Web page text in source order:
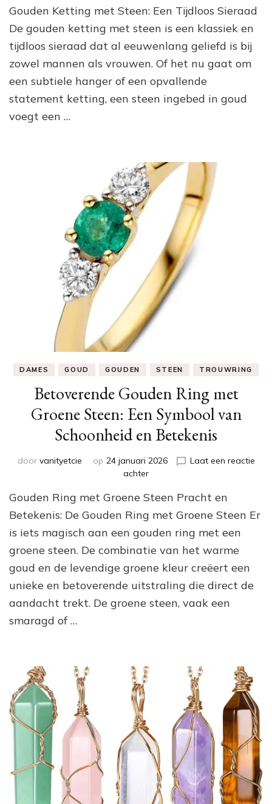
Ketting
Schitterende
Steen
Gouden Ketting met Steen: Een Tijdloos Sieraad
De gouden ketting met steen is een klassiek en
tijdloos sieraad dat al eeuwenlang geliefd is bij
zowel mannen als vrouwen. Of het nu gaat om
een subtiele hanger of een opvallende
statement ketting, een steen ingebed in goud
voegt een …
DAMES GOUD GOUDEN STEEN TROUWRING
Betoverende Gouden Ring met
Groene Steen: Een Symbool van
Schoonheid en Betekenis
door vanityetcie op 24 januari 2026
Laat een reactie
achterop
Gouden
Ring
Groene
Steen:
Symbool
van
Schoonheid
Gouden Ring met Groene Steen Pracht en
Betekenis: De Gouden Ring met Groene Steen Er
is iets magisch aan een gouden ring met een
groene steen. De combinatie van het warme
goud en de levendige groene kleur creëert een
unieke en betoverende uitstraling die direct de
aandacht trekt. De groene steen, vaak een
smaragd of …